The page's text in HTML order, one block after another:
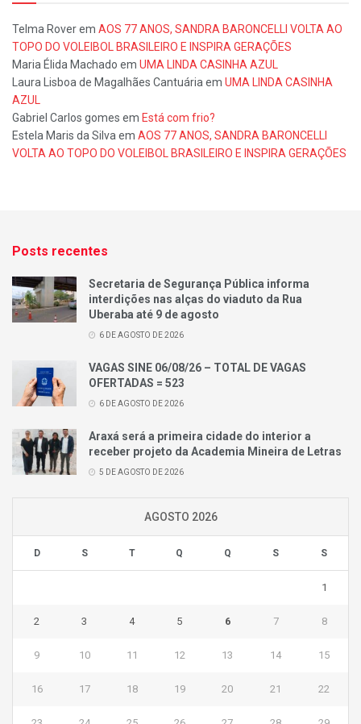
Telma Roverem AOS 77 ANOS, SANDRA BARONCELLI VOLTA AO
TOPO DO VOLEIBOL BRASILEIRO E INSPIRA GERAÇÕES
Maria Élida Machado em UMA LINDA CASINHA AZUL
Laura Lisboa de Magalhães Cantuária em UMA LINDA CASINHA
AZUL
Gabriel Carlos gomes em Está com frio?
Estela Maris da Silva em AOS 77 ANOS, SANDRA BARONCELLI
VOLTA AO TOPO DO VOLEIBOL BRASILEIRO E INSPIRA GERAÇÕES
Posts recentes
Secretaria de Segurança Pública informa
interdições nas alças do viaduto da Rua
Uberaba até 9 de agosto
6 DE AGOSTO DE 2026
VAGAS SINE 06/08/26 – TOTAL DE VAGAS
OFERTADAS = 523
6 DE AGOSTO DE 2026
Araxá será a primeira cidade do interior a
receber projeto da Academia Mineira de Letras
5 DE AGOSTO DE 2026
AGOSTO 2026
D S T Q Q S S
1
2 3 4 5 6 7 8
9 10 11 12 13 14 15
16 17 18 19 20 21 22